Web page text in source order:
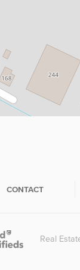
CONTACT
Real